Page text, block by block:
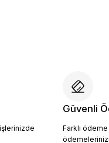
Güvenli
Farklı